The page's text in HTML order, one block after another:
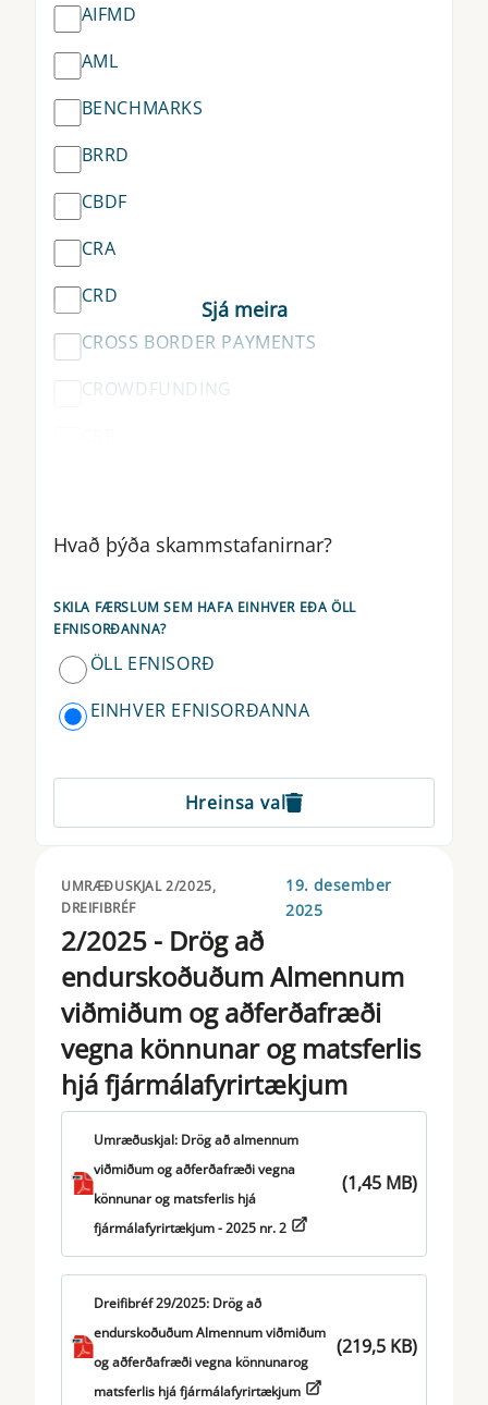
AIFMD
AML
BENCHMARKS
BRRD
CBDF
CRA
CRD
CROSS BORDER PAYMENTS
CROWDFUNDING
DORA
EBA
EIOPA
ESMA
ESRB
EUSEF
EUVECA
FICOD
IDD
IFD
IORP
MAR
MICA
MIFID
Hvað þýða skammstafanirnar?
SKILA FÆRSLUM SEM HAFA EINHVER EÐA ÖLL
EFNISORÐANNA?
ÖLL EFNISORÐ
EINHVER EFNISORÐANNA
Hreinsa val
UMRÆÐUSKJAL 2/2025,
DREIFIBRÉF
19. desember
2025
2/2025 - Drög að
endurskoðuðum Almennum
viðmiðum og aðferðafræði
vegna könnunar og matsferlis
hjá fjármálafyrirtækjum
Umræðuskjal: Drög að almennum
viðmiðum og aðferðafræði vegna
könnunar og matsferlis hjá
fjármálafyrirtækjum - 2025 nr. 2
(1,45 MB)
Dreifibréf 29/2025: Drög að
endurskoðuðum Almennum viðmiðum
og aðferðafræði vegna könnunarog
matsferlis hjá fjármálafyrirtækjum
(219,5 KB)